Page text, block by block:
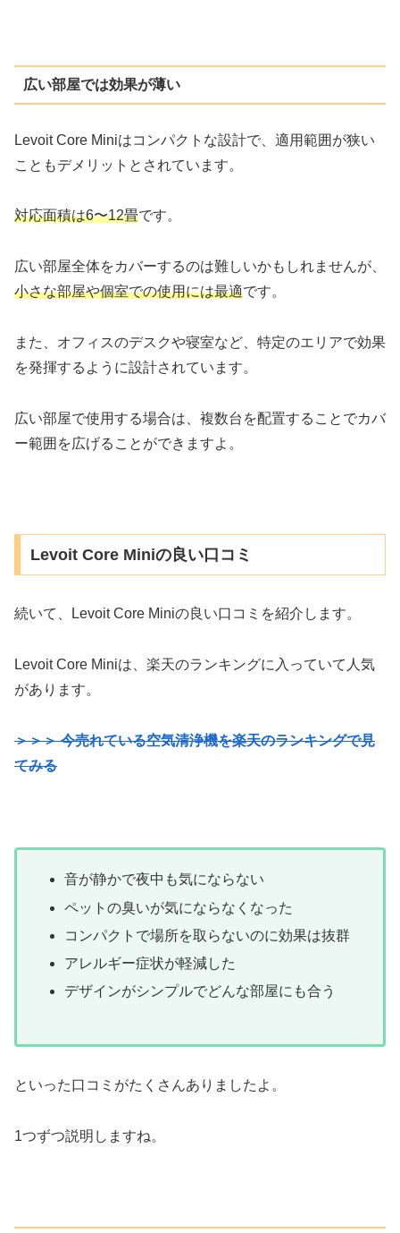
広い部屋では効果が薄い
Levoit Core Miniはコンパクトな設計で、適用範囲が狭い
こともデメリットとされています。
対応面積は6〜12畳です。
広い部屋全体をカバーするのは難しいかもしれませんが、
小さな部屋や個室での使用には最適です。
また、オフィスのデスクや寝室など、特定のエリアで効果
を発揮するように設計されています。
広い部屋で使用する場合は、複数台を配置することでカバ
ー範囲を広げることができますよ。
Levoit Core Miniの良い口コミ
続いて、Levoit Core Miniの良い口コミを紹介します。
Levoit Core Miniは、楽天のランキングに入っていて人気
があります。
＞＞＞ 今売れている空気清浄機を楽天のランキングで見
てみる
音が静かで夜中も気にならない
ペットの臭いが気にならなくなった
コンパクトで場所を取らないのに効果は抜群
アレルギー症状が軽減した
デザインがシンプルでどんな部屋にも合う
といった口コミがたくさんありましたよ。
1つずつ説明しますね。